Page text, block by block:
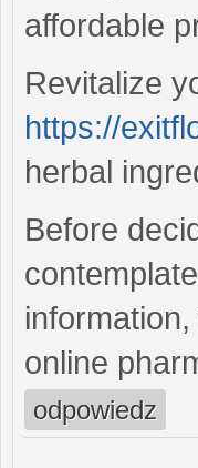
affordable
Revitalize
https://
herbal
Before
online
odpowiedz